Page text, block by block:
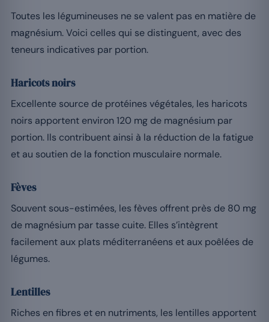
Toutes les légumineuses ne se valent pas en matière de
magnésium. Voici celles qui se distinguent, avec des
teneurs indicatives par portion.
Haricots noirs
Excellente source de protéines végétales, les haricots
noirs apportent environ 120 mg de magnésium par
portion. Ils contribuent ainsi à la réduction de la fatigue
et au soutien de la fonction musculaire normale.
Fèves
Souvent sous-estimées, les fèves offrent près de 80 mg
de magnésium par tasse cuite. Elles s’intègrent
facilement aux plats méditerranéens et aux poêlées de
légumes.
Lentilles
Riches en fibres et en nutriments, les lentilles apportent